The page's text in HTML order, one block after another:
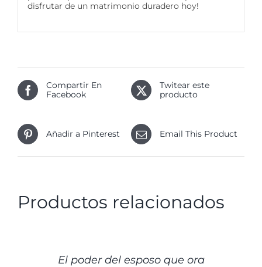
disfrutar de un matrimonio duradero hoy!
Compartir En
Facebook
Twitear este
producto
Añadir a Pinterest Email This Product
Productos relacionados
El poder del esposo que ora